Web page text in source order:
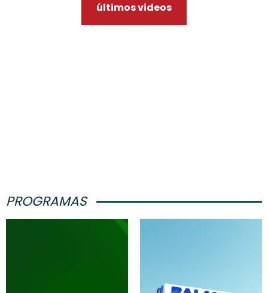
últimos videos
PROGRAMAS